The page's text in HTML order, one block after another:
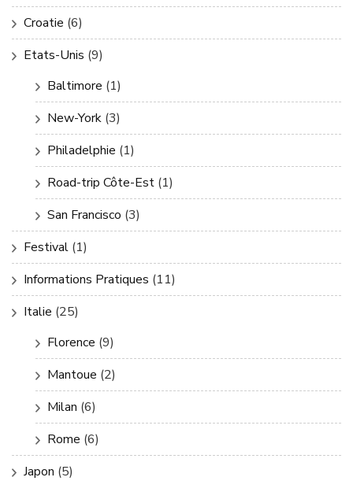
Croatie (6)
Etats-Unis (9)
Baltimore (1)
New-York (3)
Philadelphie (1)
Road-trip Côte-Est (1)
San Francisco (3)
Festival (1)
Informations Pratiques (11)
Italie (25)
Florence (9)
Mantoue (2)
Milan (6)
Rome (6)
Japon (5)